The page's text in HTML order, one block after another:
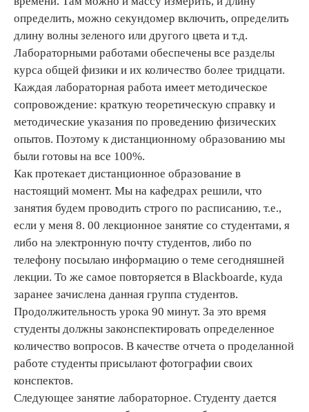
определить, можно секундомер включить, определить
длину волны зеленого или другого цвета и т.д.
Лабораторными работами обеспечены все разделы
курса общей физики и их количество более тридцати.
Каждая лабораторная работа имеет методическое
сопровождение: краткую теоретическую справку и
методические указания по проведению физических
опытов. Поэтому к дистанционному образованию мы
были готовы на все 100%.
Как протекает дистанционное образование в
настоящий момент. Мы на кафедрах решили, что
занятия будем проводить строго по расписанию, т.е.,
если у меня 8. 00 лекционное занятие со студентами, я
либо на электронную почту студентов, либо по
телефону посылаю информацию о теме сегодняшней
лекции. То же самое повторяется в Blackboardе, куда
заранее зачислена данная группа студентов.
Продолжительность урока 90 минут. За это время
студенты должны законспектировать определенное
количество вопросов. В качестве отчета о проделанной
работе студенты присылают фотографии своих
конспектов.
Следующее занятие лабораторное. Студенту дается